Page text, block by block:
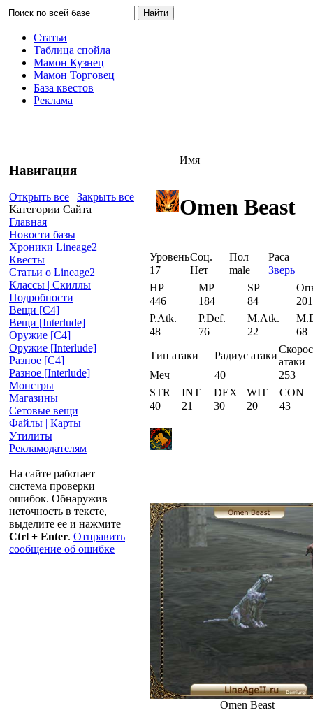
Статьи
Таблица спойла
Мамон Кузнец
Мамон Торговец
База квестов
Реклама
Навигация
Открыть все | Закрыть все
Категории Сайта
Главная
Новости базы
Хроники Lineage2
Квесты
Статьи о Lineage2
Классы | Скиллы
Подробности
Вещи [С4]
Вещи [Interlude]
Оружие [С4]
Оружие [Interlude]
Разное [C4]
Разное [Interlude]
Монстры
Магазины
Сетовые вещи
Файлы | Карты
Утилиты
Рекламодателям
На сайте работает
система проверки
ошибок. Обнаружив
неточность в тексте,
выделите ее и нажмите
Ctrl + Enter. Отправить
сообщение об ошибке
Имя
Omen Beast
УровеньСоц. Пол
Раса
17
Нет male
Зверь
HP
MP SP
446
184 84
P.Atk.
P.Def. M.Atk.
48
76 22
68
Тип атаки
Радиус атаки
атаки
Меч
40
253
STR
INT DEX WIT CON
40
21 30 20 43
Omen Beast